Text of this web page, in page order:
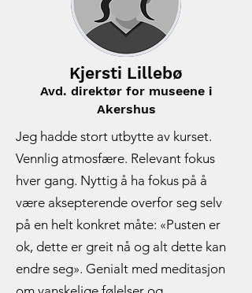
Kjersti Lillebø
Avd. direktør for museene i
Akershus
Jeg hadde stort utbytte av kurset.
Vennlig atmosfære. Relevant fokus
hver gang. Nyttig å ha fokus på å
være aksepterende overfor seg selv
på en helt konkret måte: «Pusten er
ok, dette er greit nå og alt dette kan
endre seg». Genialt med meditasjon